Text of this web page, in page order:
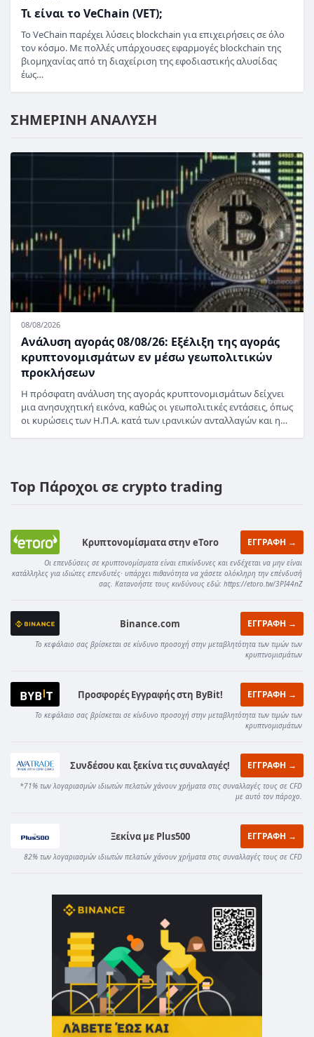
Τι είναι το VeChain (VET);
Το VeChain παρέχει λύσεις blockchain για επιχειρήσεις σε όλο
τον κόσμο. Με πολλές υπάρχουσες εφαρμογές blockchain της
βιομηχανίας από τη διαχείριση της εφοδιαστικής αλυσίδας
έως…
ΣΗΜΕΡΙΝΗ ΑΝΑΛΥΣΗ
08/08/2026
Ανάλυση αγοράς 08/08/26: Εξέλιξη της αγοράς
κρυπτονομισμάτων εν μέσω γεωπολιτικών
προκλήσεων
Η πρόσφατη ανάλυση της αγοράς κρυπτονομισμάτων δείχνει
μια ανησυχητική εικόνα, καθώς οι γεωπολιτικές εντάσεις, όπως
οι κυρώσεις των Η.Π.Α. κατά των ιρανικών ανταλλαγών και η…
Top Πάροχοι σε crypto trading
Κρυπτονομίσματα στην eToro ΕΓΓΡΑΦΗ →
Οι επενδύσεις σε κρυπτονομίσματα είναι επικίνδυνες και ενδέχεται να μην είναι
κατάλληλες για ιδιώτες επενδυτές· υπάρχει πιθανότητα να χάσετε ολόκληρη την επένδυσή
σας. Κατανοήστε τους κινδύνους εδώ: https://etoro.tw/3PI44nZ
Binance.com ΕΓΓΡΑΦΗ →
Το κεφάλαιο σας βρίσκεται σε κίνδυνο προσοχή στην μεταβλητότητα των τιμών των
κρυπτνομισμάτων
Προσφορές Εγγραφής στη ByBit! ΕΓΓΡΑΦΗ →
Το κεφάλαιο σας βρίσκεται σε κίνδυνο προσοχή στην μεταβλητότητα των τιμών των
κρυπτνομισμάτων
Συνδέσου και ξεκίνα τις συναλαγές! ΕΓΓΡΑΦΗ →
*71% των λογαριασμών ιδιωτών πελατών χάνουν χρήματα στις συναλλαγές τους σε CFD
με αυτό τον πάροχο.
Ξεκίνα με Plus500 ΕΓΓΡΑΦΗ →
82% των λογαριασμών ιδιωτών πελατών χάνουν χρήματα στις συναλλαγές τους σε CFD